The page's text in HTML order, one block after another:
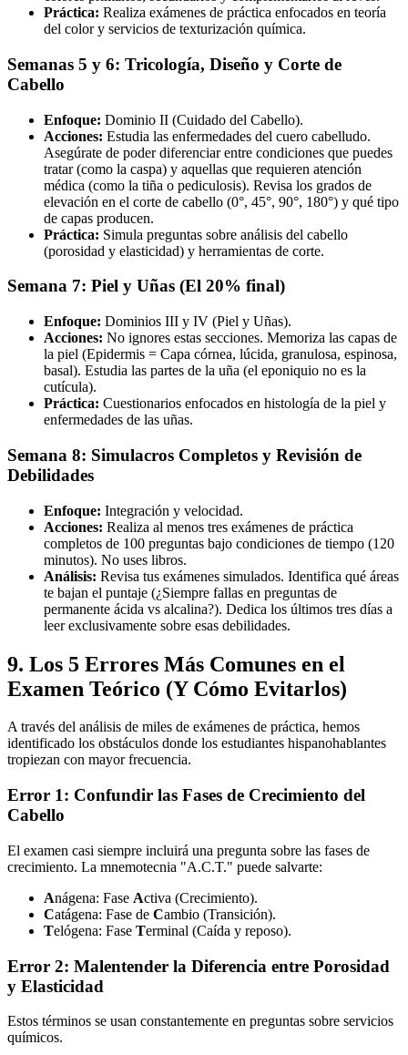
Práctica: Realiza exámenes de práctica enfocados en teoría
del color y servicios de texturización química.
Semanas 5 y 6: Tricología, Diseño y Corte de
Cabello
Enfoque: Dominio II (Cuidado del Cabello).
Acciones: Estudia las enfermedades del cuero cabelludo.
Asegúrate de poder diferenciar entre condiciones que puedes
tratar (como la caspa) y aquellas que requieren atención
médica (como la tiña o pediculosis). Revisa los grados de
elevación en el corte de cabello (0°, 45°, 90°, 180°) y qué tipo
de capas producen.
Práctica: Simula preguntas sobre análisis del cabello
(porosidad y elasticidad) y herramientas de corte.
Semana 7: Piel y Uñas (El 20% final)
Enfoque: Dominios III y IV (Piel y Uñas).
Acciones: No ignores estas secciones. Memoriza las capas de
la piel (Epidermis = Capa córnea, lúcida, granulosa, espinosa,
basal). Estudia las partes de la uña (el eponiquio no es la
cutícula).
Práctica: Cuestionarios enfocados en histología de la piel y
enfermedades de las uñas.
Semana 8: Simulacros Completos y Revisión de
Debilidades
Enfoque: Integración y velocidad.
Acciones: Realiza al menos tres exámenes de práctica
completos de 100 preguntas bajo condiciones de tiempo (120
minutos). No uses libros.
Análisis: Revisa tus exámenes simulados. Identifica qué áreas
te bajan el puntaje (¿Siempre fallas en preguntas de
permanente ácida vs alcalina?). Dedica los últimos tres días a
leer exclusivamente sobre esas debilidades.
9. Los 5 Errores Más Comunes en el
Examen Teórico (Y Cómo Evitarlos)
A través del análisis de miles de exámenes de práctica, hemos
identificado los obstáculos donde los estudiantes hispanohablantes
tropiezan con mayor frecuencia.
Error 1: Confundir las Fases de Crecimiento del
Cabello
El examen casi siempre incluirá una pregunta sobre las fases de
crecimiento. La mnemotecnia "A.C.T." puede salvarte:
Anágena: Fase Activa (Crecimiento).
Catágena: Fase de Cambio (Transición).
Telógena: Fase Terminal (Caída y reposo).
Error 2: Malentender la Diferencia entre Porosidad
y Elasticidad
Estos términos se usan constantemente en preguntas sobre servicios
químicos.